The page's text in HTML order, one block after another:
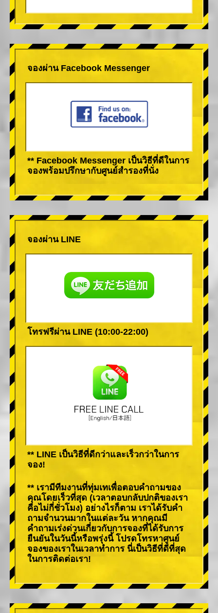
จองผ่าน Facebook Messenger
** Facebook Messenger เป็นวิธีที่ดีในการ
จองพร้อมปรึกษากับศูนย์สำรองที่นั่ง
จองผ่าน LINE
โทรฟรีผ่าน LINE (10:00-22:00)
** LINE เป็นวิธีที่ดีกว่าและเร็วกว่าในการ
จอง!
** เรามีทีมงานที่ทุ่มเทเพื่อตอบคำถามของ
คุณโดยเร็วที่สุด (เวลาตอบกลับปกติของเรา
คือไม่กี่ชั่วโมง) อย่างไรก็ตาม เราได้รับคำ
ถามจำนวนมากในแต่ละวัน หากคุณมี
คำถามเร่งด่วนเกี่ยวกับการจองที่ได้รับการ
ยืนยันในวันนี้หรือพรุ่งนี้ โปรดโทรหาศูนย์
จองของเราในเวลาทำการ นี่เป็นวิธีที่ดีที่สุด
ในการติดต่อเรา!